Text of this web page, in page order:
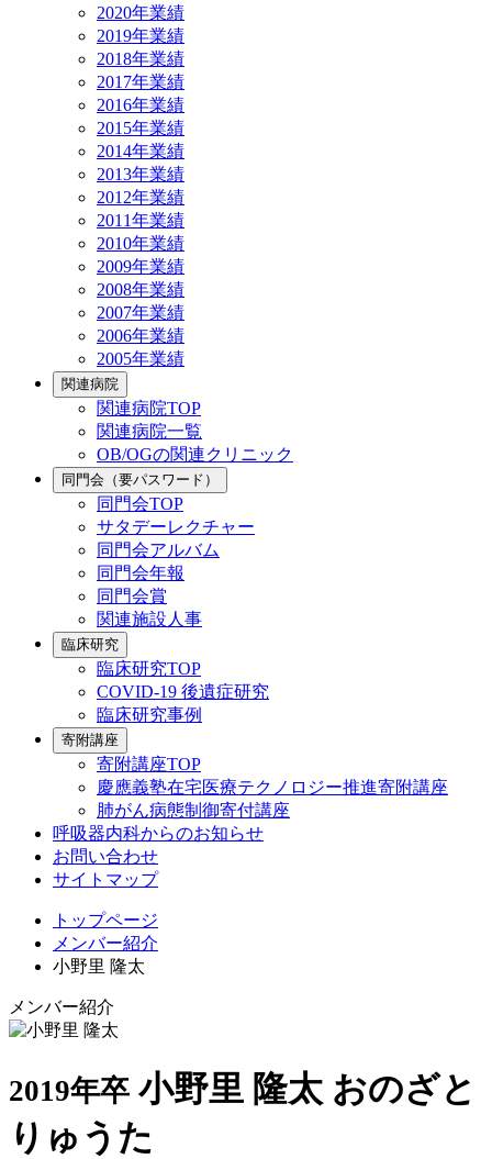
2020年業績
2019年業績
2018年業績
2017年業績
2016年業績
2015年業績
2014年業績
2013年業績
2012年業績
2011年業績
2010年業績
2009年業績
2008年業績
2007年業績
2006年業績
2005年業績
関連病院
関連病院TOP
関連病院一覧
OB/OGの関連クリニック
同門会（要パスワード）
同門会TOP
サタデーレクチャー
同門会アルバム
同門会年報
同門会賞
関連施設人事
臨床研究
臨床研究TOP
COVID-19 後遺症研究
臨床研究事例
寄附講座
寄附講座TOP
慶應義塾在宅医療テクノロジー推進寄附講座
肺がん病態制御寄付講座
呼吸器内科からのお知らせ
お問い合わせ
サイトマップ
トップページ
メンバー紹介
小野里 隆太
メンバー紹介
2019年卒 小野里 隆太 おのざと
りゅうた